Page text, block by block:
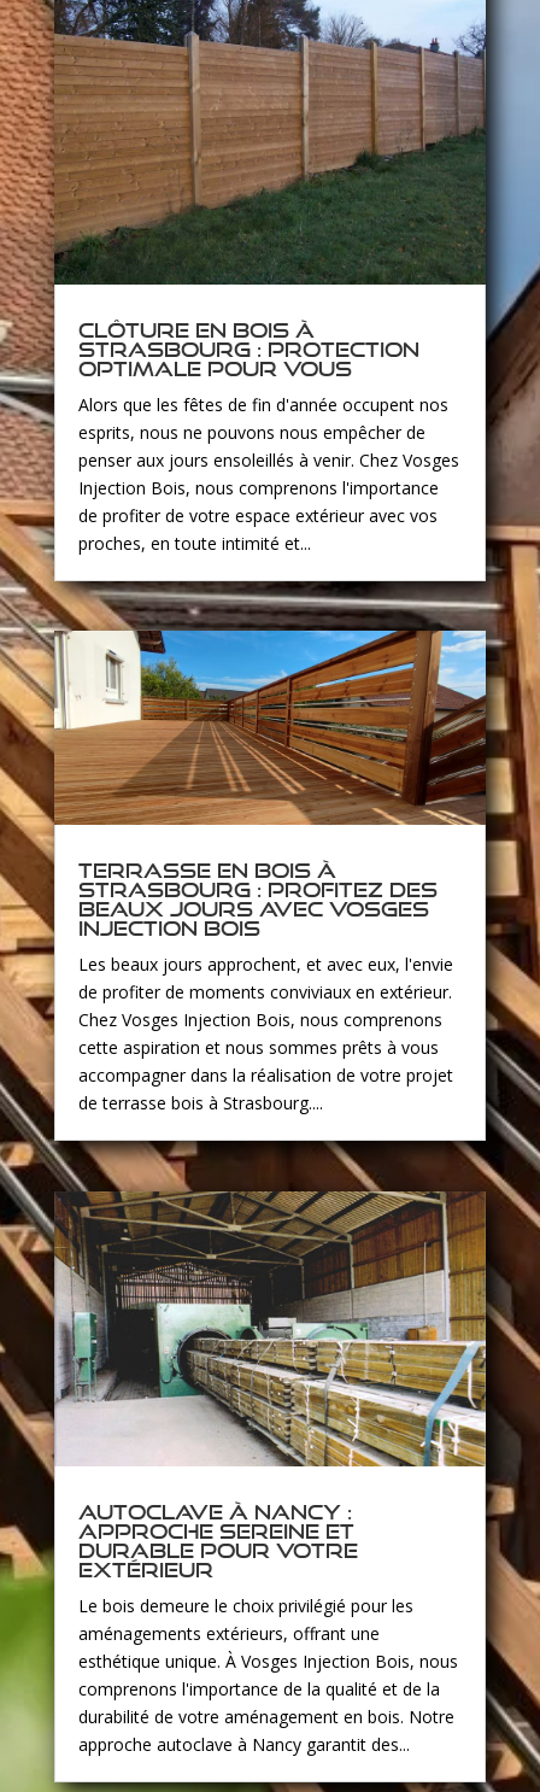
Clôture en bois à
Strasbourg : protection
optimale pour vous
Alors que les fêtes de fin d'année occupent nos
esprits, nous ne pouvons nous empêcher de
penser aux jours ensoleillés à venir. Chez Vosges
Injection Bois, nous comprenons l'importance
de profiter de votre espace extérieur avec vos
proches, en toute intimité et...
Terrasse en bois à
Strasbourg : profitez des
beaux jours avec Vosges
Injection Bois
Les beaux jours approchent, et avec eux, l'envie
de profiter de moments conviviaux en extérieur.
Chez Vosges Injection Bois, nous comprenons
cette aspiration et nous sommes prêts à vous
accompagner dans la réalisation de votre projet
de terrasse bois à Strasbourg....
Autoclave à Nancy :
approche sereine et
durable pour votre
extérieur
Le bois demeure le choix privilégié pour les
aménagements extérieurs, offrant une
esthétique unique. À Vosges Injection Bois, nous
comprenons l'importance de la qualité et de la
durabilité de votre aménagement en bois. Notre
approche autoclave à Nancy garantit des...